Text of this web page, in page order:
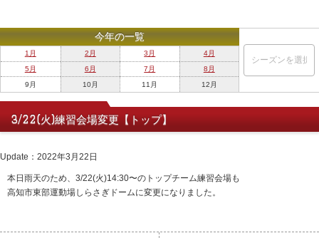
今年の一覧
1月 2月 3月
4月
5月
6月 7月
8月
9月
10月 11月 12月
3/22(火)練習会場変更【トップ】
Update：2022年3月22日
本日雨天のため、3/22(火)14:30〜のトップチーム練習会場も
高知市東部運動場しらさぎドームに変更になりました。